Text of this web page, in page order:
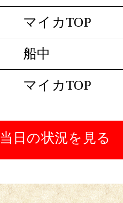
マイカTOP
船中
マイカTOP
当日の状況を見る